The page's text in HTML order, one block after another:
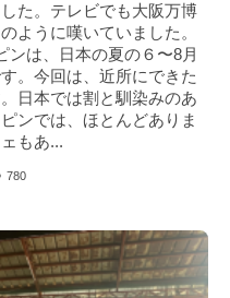
た。テレビでも大阪万博
ように嘆いていました。
ンは、日本の夏の６〜8月
。今回は、近所にできた
日本では割と馴染みのあ
ンでは、ほとんどありま
もあ...
780